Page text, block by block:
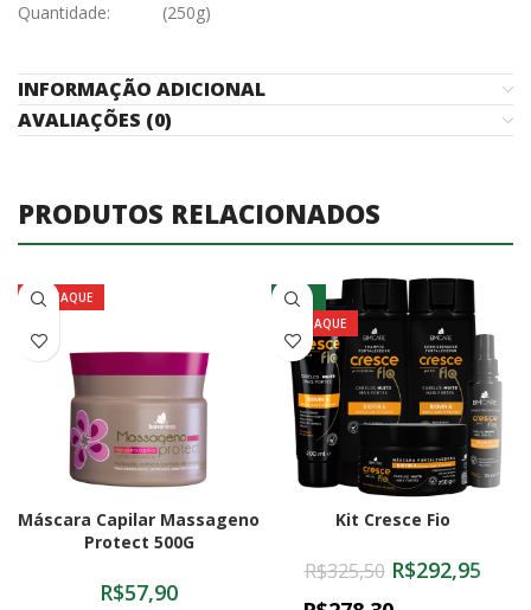
Quantidade: (250g)
INFORMAÇÃO ADICIONAL
AVALIAÇÕES (0)
PRODUTOS RELACIONADOS
DESTAQUE
Máscara Capilar Massageno
Protect 500G
R$57,90
-10%
DESTAQUE
Kit Cresce Fio
R$325,50 R$292,95